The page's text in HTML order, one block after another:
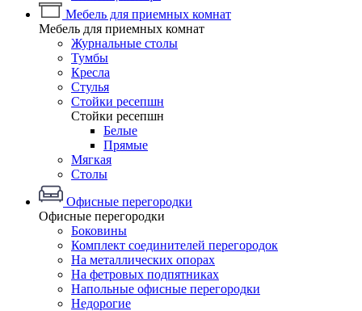
Мебель для приемных комнат
Мебель для приемных комнат
Журнальные столы
Тумбы
Кресла
Стулья
Стойки ресепшн
Стойки ресепшн
Белые
Прямые
Мягкая
Столы
Офисные перегородки
Офисные перегородки
Боковины
Комплект соединителей перегородок
На металлических опорах
На фетровых подпятниках
Напольные офисные перегородки
Недорогие